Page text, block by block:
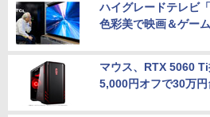
ハイグレードテレビ
色彩美で映画＆ゲー
マウス、RTX 5060
5,000円オフで30万円